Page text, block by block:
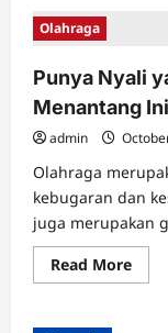
Olahraga
Punya Nyali
Menantang
admin
Olahraga
kebugaran dan
juga merupakan
Read MoreRead
more